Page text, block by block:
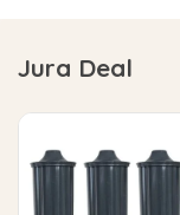
Jura Deal